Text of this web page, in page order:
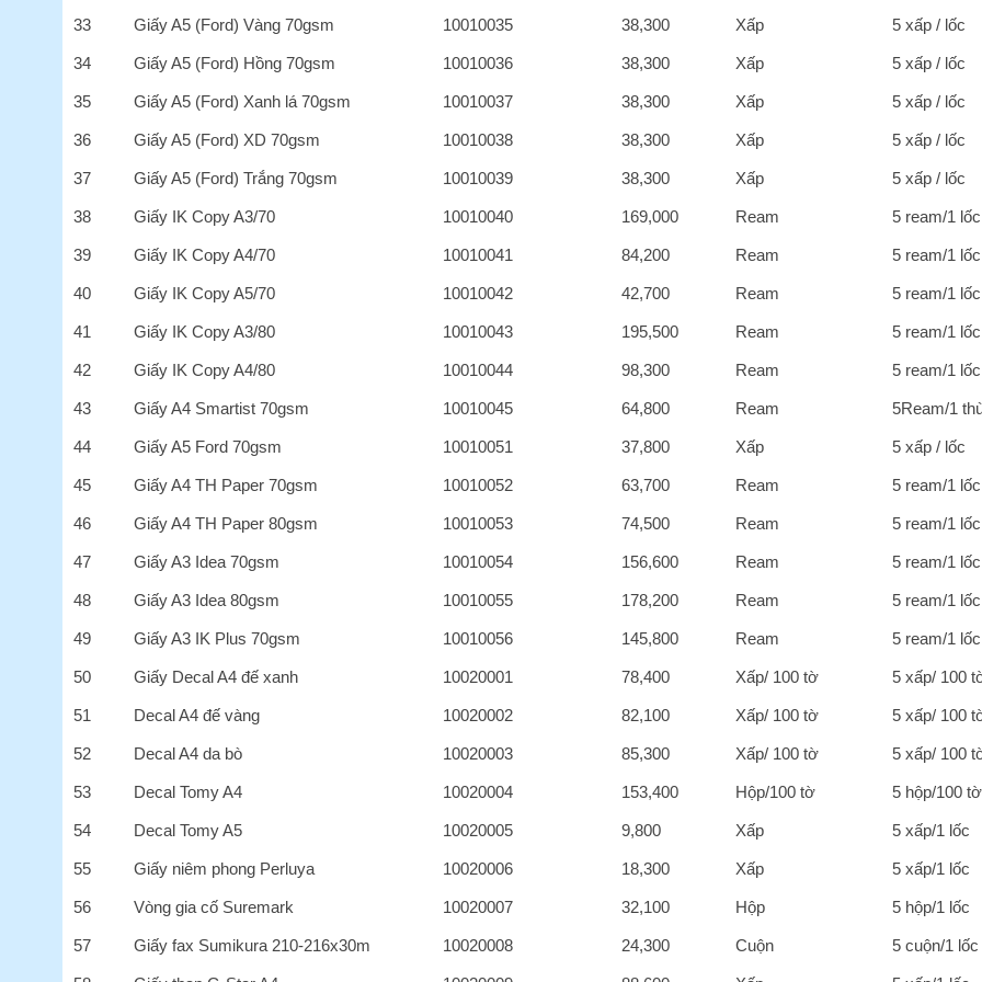
33 Giấy A5 (Ford) Vàng 70gsm 10010035 38,300 Xấp 5 xấp / lốc
34 Giấy A5 (Ford) Hồng 70gsm 10010036 38,300 Xấp 5 xấp / lốc
35 Giấy A5 (Ford) Xanh lá 70gsm 10010037 38,300 Xấp 5 xấp / lốc
36 Giấy A5 (Ford) XD 70gsm 10010038 38,300 Xấp 5 xấp / lốc
37 Giấy A5 (Ford) Trắng 70gsm 10010039 38,300 Xấp 5 xấp / lốc
38 Giấy IK Copy A3/70 10010040 169,000 Ream 5 ream/1 lốc
39 Giấy IK Copy A4/70 10010041 84,200 Ream 5 ream/1 lốc
40 Giấy IK Copy A5/70 10010042 42,700 Ream 5 ream/1 lốc
41 Giấy IK Copy A3/80 10010043 195,500 Ream 5 ream/1 lốc
42 Giấy IK Copy A4/80 10010044 98,300 Ream 5 ream/1 lốc
43 Giấy A4 Smartist 70gsm 10010045 64,800 Ream 5Ream/1
44 Giấy A5 Ford 70gsm 10010051 37,800 Xấp 5 xấp / lốc
45 Giấy A4 TH Paper 70gsm 10010052 63,700 Ream 5 ream/1 lốc
46 Giấy A4 TH Paper 80gsm 10010053 74,500 Ream 5 ream/1 lốc
47 Giấy A3 Idea 70gsm 10010054 156,600 Ream 5 ream/1 lốc
48 Giấy A3 Idea 80gsm 10010055 178,200 Ream 5 ream/1 lốc
49 Giấy A3 IK Plus 70gsm 10010056 145,800 Ream 5 ream/1 lốc
50 Giấy Decal A4 đế xanh 10020001 78,400 Xấp/ 100 tờ 5 xấp/ 100
51 Decal A4 đế vàng 10020002 82,100 Xấp/ 100 tờ 5 xấp/ 100
52 Decal A4 da bò 10020003 85,300 Xấp/ 100 tờ 5 xấp/ 100
53 Decal Tomy A4 10020004 153,400 Hộp/100 tờ 5 hộp/100
54 Decal Tomy A5 10020005 9,800 Xấp 5 xấp/1 lốc
55 Giấy niêm phong Perluya 10020006 18,300 Xấp 5 xấp/1 lốc
56 Vòng gia cố Suremark 10020007 32,100 Hộp 5 hộp/1 lốc
57 Giấy fax Sumikura 210-216x30m 10020008 24,300 Cuộn 5 cuộn/1 lốc